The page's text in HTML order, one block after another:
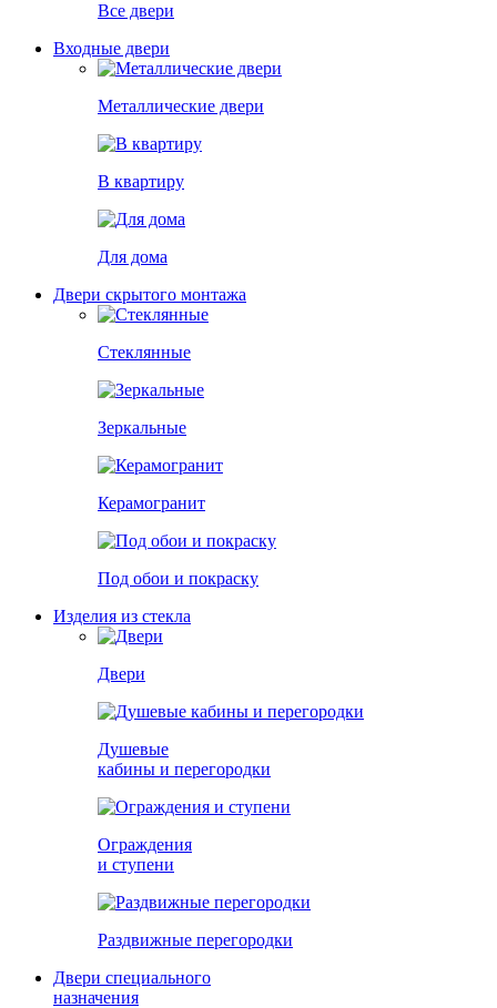
Все двери
Входные двери
Металлические двери
В квартиру
Для дома
Двери скрытого монтажа
Стеклянные
Зеркальные
Керамогранит
Под обои и покраску
Изделия из стекла
Двери
Душевые
кабины и перегородки
Ограждения
и ступени
Раздвижные перегородки
Двери специального
назначения